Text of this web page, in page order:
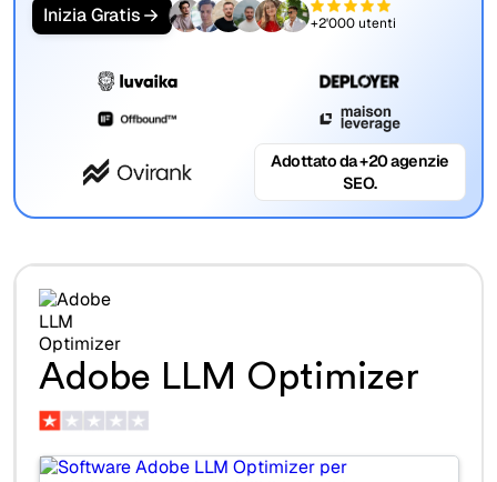
Inizia Gratis +2'000 utenti
Adottato da +20 agenzie
SEO.
Adobe LLM Optimizer